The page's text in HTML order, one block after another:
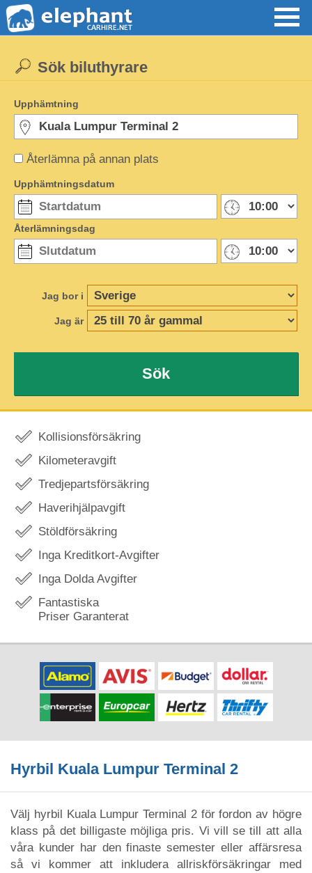
Återlämna på annan plats
Sök biluthyrare
Upphämtning
Upphämtningsdatum
Återlämningsdag
Jag bor i
Jag är
Sök
Kollisionsförsäkring
Kilometeravgift
Tredjepartsförsäkring
Haverihjälpavgift
Stöldförsäkring
Inga Kreditkort-Avgifter
Inga Dolda Avgifter
Fantastiska
Priser Garanterat
Hyrbil Kuala Lumpur Terminal 2
Välj hyrbil Kuala Lumpur Terminal 2 för fordon av högre
klass på det billigaste möjliga pris. Vi vill se till att alla
våra kunder har den finaste semester eller affärsresa
så vi kommer att inkludera allriskförsäkringar med